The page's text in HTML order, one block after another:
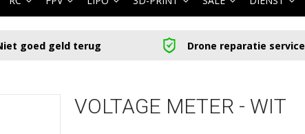
goed geld terug Drone reparatie service
VOLTAGE METER - WIT